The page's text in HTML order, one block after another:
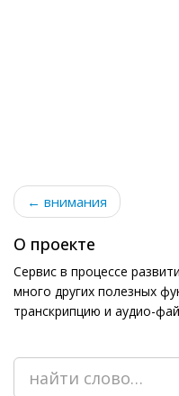
← внимания
О проекте
Сервис в процессе
много других полезных
транскрипцию и аудио-